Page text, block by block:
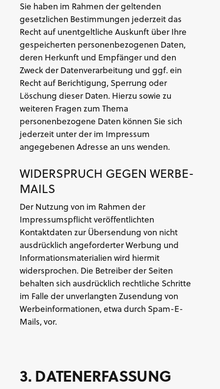
Sie haben im Rahmen der geltenden
gesetzlichen Bestimmungen jederzeit das
Recht auf unentgeltliche Auskunft über Ihre
gespeicherten personenbezogenen Daten,
deren Herkunft und Empfänger und den
Zweck der Datenverarbeitung und ggf. ein
Recht auf Berichtigung, Sperrung oder
Löschung dieser Daten. Hierzu sowie zu
weiteren Fragen zum Thema
personenbezogene Daten können Sie sich
jederzeit unter der im Impressum
angegebenen Adresse an uns wenden.
WIDERSPRUCH GEGEN WERBE-
MAILS
Der Nutzung von im Rahmen der
Impressumspflicht veröffentlichten
Kontaktdaten zur Übersendung von nicht
ausdrücklich angeforderter Werbung und
Informationsmaterialien wird hiermit
widersprochen. Die Betreiber der Seiten
behalten sich ausdrücklich rechtliche Schritte
im Falle der unverlangten Zusendung von
Werbeinformationen, etwa durch Spam-E-
Mails, vor.
3. DATENERFASSUNG